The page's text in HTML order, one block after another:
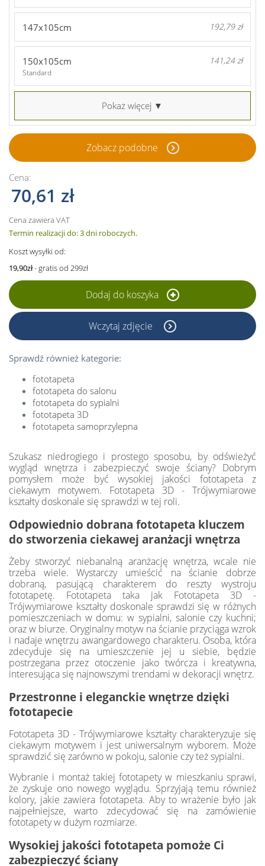
147x105cm 192,79 zł
150x105cm 141,24 zł
Standard
Pokaż więcej ▼
Zobacz podobne
Cena:
70,61 zł
Cena zawiera VAT
Termin realizacji do: 3 dni roboczych.
Koszt wysyłki od:
19,90zł- gratis od 299zł
Dodaj do koszyka
Wczytaj zdjęcie
Sprawdź również kategorie:
fototapeta
fototapeta do salonu
fototapeta do sypialni
fototapeta 3D
fototapeta samoprzylepna
Szukasz niedrogiego i prostego sposobu, by odświeżyć
wygląd wnętrza i zabezpieczyć swoje ściany? Dobrym
pomysłem może być wysokiej jakości fototapeta z
ciekawym motywem. Fototapeta 3D - Trójwymiarowe
kształty doskonale się sprawdzi w tej roli.
Odpowiednio dobrana fototapeta kluczem
do stworzenia ciekawej aranżacji wnętrza
Żeby stworzyć niebanalną aranżację wnętrza, wcale nie
trzeba wiele. Wystarczy umieścić na ścianie dobrze
dobraną, pasującą charakterem do reszty wystroju
fototapetę. Fototapeta taka jak Fototapeta 3D -
Trójwymiarowe kształty doskonale sprawdzi się w różnych
pomieszczeniach w domu: w sypialni, salonie czy kuchni;
oraz w biurze. Oryginalny motyw na ścianie przyciąga wzrok
i nadaje wnętrzu awangardowego charakteru. Osoba, która
zdecyduje się na umieszczenie jej u siebie, będzie
postrzegana przez otoczenie jako twórcza i kreatywna,
interesująca się najnowszymi trendami w dekoracji wnętrz.
Przestronne i eleganckie wnętrze dzięki
fototapecie
Fototapeta 3D - Trójwymiarowe kształty charakteryzuje się
ciekawym motywem i jest uniwersalnym wyborem. Może
sprawdzić się zarówno w pokoju, salonie czy też sypialni.
Wybranie i montaż takiej fototapety w mieszkaniu sprawi,
że zyskuje ono nowego wyglądu. Sprzyjają temu również
kolory, jakie zawiera fototapeta. Aby to wrażenie było jak
najpełniejsze, warto zdecydować się na zamówienie
fototapety w dużym rozmiarze.
Wysokiej jakości fototapeta pomoże Ci
zabezpieczyć ściany